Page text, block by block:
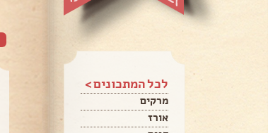
לכל המתכונים >
מרקים
אורז